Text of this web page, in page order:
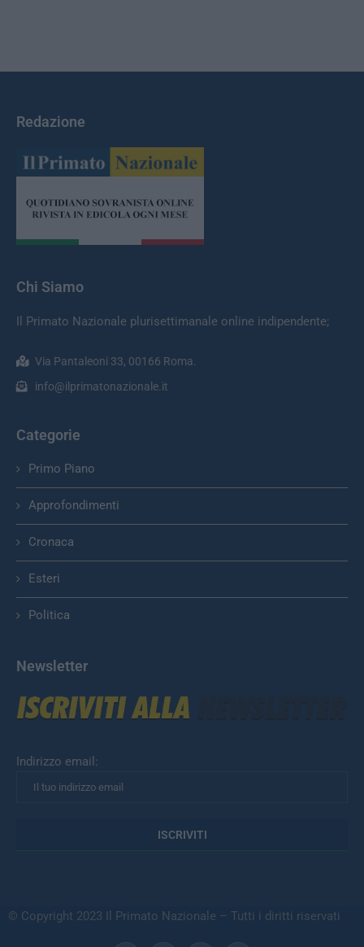
Redazione
Chi Siamo
Il Primato Nazionale plurisettimanale online indipendente;
Via Pantaleoni 33, 00166 Roma.
info@ilprimatonazionale.it
Categorie
Primo Piano
Approfondimenti
Cronaca
Esteri
Politica
Newsletter
Indirizzo email:
© Copyright 2023 Il Primato Nazionale – Tutti i diritti riservati